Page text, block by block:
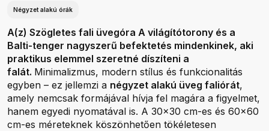
Négyzet alakú órák
A(z) Szögletes fali üvegóra A világítótorony és a
Balti-tenger nagyszerű befektetés mindenkinek, aki
praktikus elemmel szeretné díszíteni a
falát. Minimalizmus, modern stílus és funkcionalitás
egyben – ez jellemzi a négyzet alakú üveg faliórát,
amely nemcsak formájával hívja fel magára a figyelmet,
hanem egyedi nyomatával is. A 30x30 cm-es és 60x60
cm-es méreteknek köszönhetően tökéletesen